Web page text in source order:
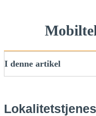
I denne artikel